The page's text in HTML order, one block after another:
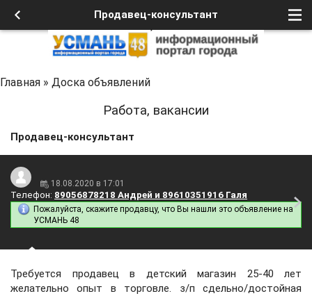
Продавец-консультант
Главная » Доска объявлений
Работа, вакансии
Продавец-консультант
18.08.2020 в 17:01
Телефон: 89056878218 Андрей и 89610351916 Галя
Пожалуйста, скажите продавцу, что Вы нашли это объявление на
УСМАНЬ 48
Требуется продавец в детский магазин 25-40 лет
желательно опыт в торговле. з/п сдельно/достойная